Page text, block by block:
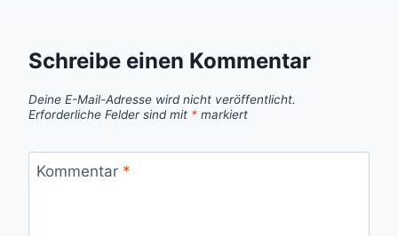
Schreibe einen Kommentar
Deine E-Mail-Adresse wird nicht veröffentlicht.
Erforderliche Felder sind mit * markiert
Kommentar *